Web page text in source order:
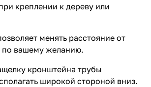
креплении к дереву или
менять расстояние от
по вашему желанию.
кронштейна трубы
широкой стороной вниз.